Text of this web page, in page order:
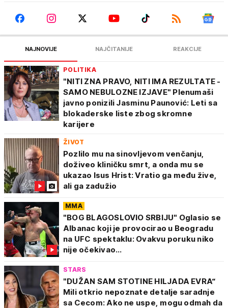
NAJNOVIJE NAJČITANIJE REAKCIJE
POLITIKA
"NITI ZNA PRAVO, NITI IMA REZULTATE -
SAMO NEBULOZNE IZJAVE" Plenumaši
javno ponizili Jasminu Paunović: Leti sa
blokaderske liste zbog skromne
karijere
ŽIVOT
Pozlilo mu na sinovljevom venčanju,
doživeo kliničku smrt, a onda mu se
ukazao Isus Hrist: Vratio ga među žive,
ali ga zadužio
MMA
"BOG BLAGOSLOVIO SRBIJU" Oglasio se
Albanac koji je provocirao u Beogradu
na UFC spektaklu: Ovakvu poruku niko
nije očekivao...
STARS
"DUŽAN SAM STOTINE HILJADA EVRA“
Mili otkrio nepoznate detalje saradnje
sa Cecom: Ako ne uspe, mogu odmah da